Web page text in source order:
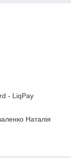
- LiqPay
Наталія